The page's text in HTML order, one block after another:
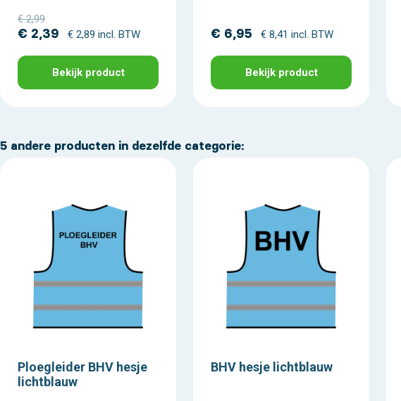
€ 2,99
€ 2,39 € 2,89 incl. BTW
Bekijk product
€ 6,95 € 8,41 incl. BTW
Bekijk product
5 andere producten in dezelfde categorie:
Ploegleider BHV hesje
lichtblauw
BHV hesje lichtblauw